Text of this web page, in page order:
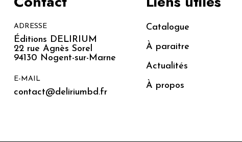
ADRESSE
Éditions DELIRIUM
22 rue Agnès Sorel
94130 Nogent-sur-Marne
E-MAIL
contact@deliriumbd.fr
Catalogue
À paraitre
Actualités
À propos